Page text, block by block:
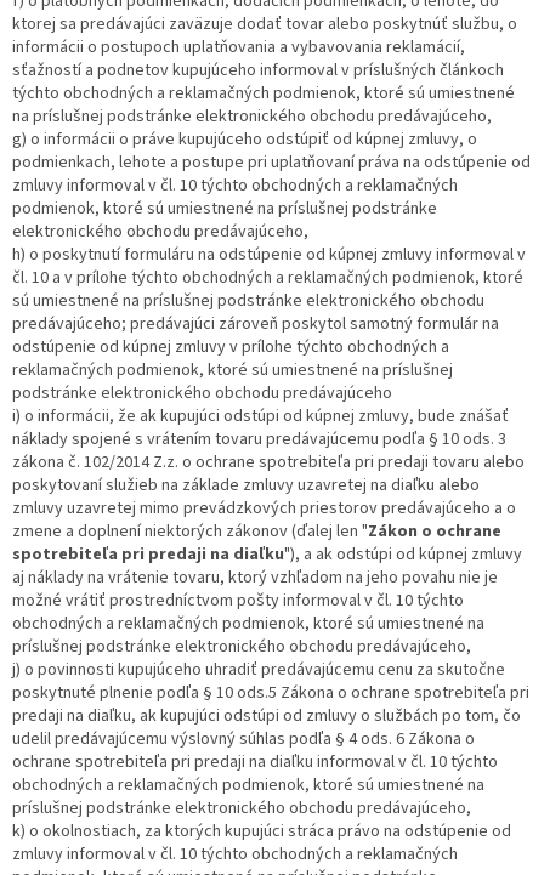
ktorej sa predávajúci zaväzuje dodať tovar alebo poskytnúť službu, o
informácii o postupoch uplatňovania a vybavovania reklamácií,
sťažností a podnetov kupujúceho informoval v príslušných článkoch
týchto obchodných a reklamačných podmienok, ktoré sú umiestnené
na príslušnej podstránke elektronického obchodu predávajúceho,
g) o informácii o práve kupujúceho odstúpiť od kúpnej zmluvy, o
podmienkach, lehote a postupe pri uplatňovaní práva na odstúpenie od
zmluvy informoval v čl. 10 týchto obchodných a reklamačných
podmienok, ktoré sú umiestnené na príslušnej podstránke
elektronického obchodu predávajúceho,
h) o poskytnutí formuláru na odstúpenie od kúpnej zmluvy informoval v
čl. 10 a v prílohe týchto obchodných a reklamačných podmienok, ktoré
sú umiestnené na príslušnej podstránke elektronického obchodu
predávajúceho; predávajúci zároveň poskytol samotný formulár na
odstúpenie od kúpnej zmluvy v prílohe týchto obchodných a
reklamačných podmienok, ktoré sú umiestnené na príslušnej
podstránke elektronického obchodu predávajúceho
i) o informácii, že ak kupujúci odstúpi od kúpnej zmluvy, bude znášať
náklady spojené s vrátením tovaru predávajúcemu podľa § 10 ods. 3
zákona č. 102/2014 Z.z. o ochrane spotrebiteľa pri predaji tovaru alebo
poskytovaní služieb na základe zmluvy uzavretej na diaľku alebo
zmluvy uzavretej mimo prevádzkových priestorov predávajúceho a o
zmene a doplnení niektorých zákonov (ďalej len "Zákon o ochrane
spotrebiteľa pri predaji na diaľku"), a ak odstúpi od kúpnej zmluvy
aj náklady na vrátenie tovaru, ktorý vzhľadom na jeho povahu nie je
možné vrátiť prostredníctvom pošty informoval v čl. 10 týchto
obchodných a reklamačných podmienok, ktoré sú umiestnené na
príslušnej podstránke elektronického obchodu predávajúceho,
j) o povinnosti kupujúceho uhradiť predávajúcemu cenu za skutočne
poskytnuté plnenie podľa § 10 ods.5 Zákona o ochrane spotrebiteľa pri
predaji na diaľku, ak kupujúci odstúpi od zmluvy o službách po tom, čo
udelil predávajúcemu výslovný súhlas podľa § 4 ods. 6 Zákona o
ochrane spotrebiteľa pri predaji na diaľku informoval v čl. 10 týchto
obchodných a reklamačných podmienok, ktoré sú umiestnené na
príslušnej podstránke elektronického obchodu predávajúceho,
k) o okolnostiach, za ktorých kupujúci stráca právo na odstúpenie od
zmluvy informoval v čl. 10 týchto obchodných a reklamačných